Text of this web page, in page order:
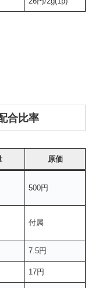
合比率
原価
500円
付属
7.5円
17円